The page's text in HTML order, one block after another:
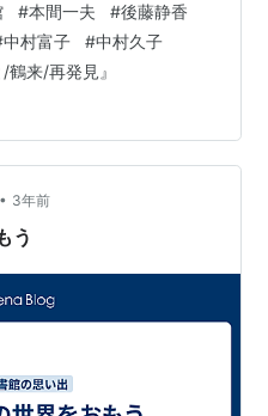
時代で放送されましたの
。また、後藤静香（せい
封しておきますが、ご参
月16日（木）6時30分、金
近々打ち合わせに参りま
#本間一夫 #後藤静香
中村富子 #中村久子
/鶴来/再発見』
• 3年前
う